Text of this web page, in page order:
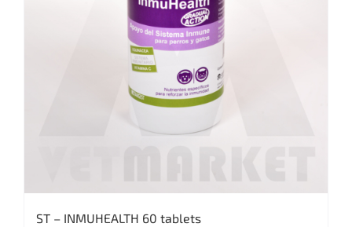
ST – INMUHEALTH 60 tablets